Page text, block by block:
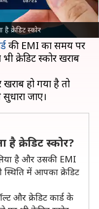
है क्रेडिट स्कोर
कागजात सही होने के
जिसकी वजह बैंक खराब
की EMI का समय पर
क्रेडिट स्कोर खराब
हो गया है तो
क्रेडिट स्कोर?
है और उसकी EMI
में आपका क्रेडिट
और क्रेडिट कार्ड के